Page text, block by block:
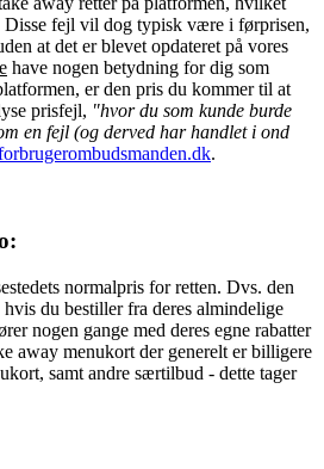
Disse fejl vil dog typisk være i førprisen,
at det er blevet opdateret på vores
have nogen betydning for dig som
er den pris du kommer til at
prisfejl, "hvor du som kunde burde
en fejl (og derved har handlet i ond
.
normalpris for retten. Dvs. den
du bestiller fra deres almindelige
nogen gange med deres egne rabatter
away menukort der generelt er billigere
samt andre særtilbud - dette tager